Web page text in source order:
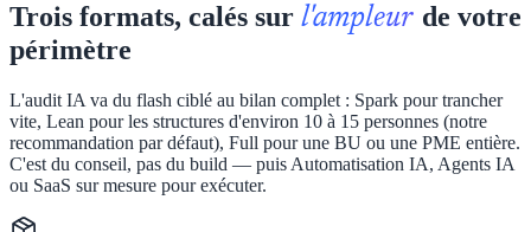
Trois formats, calés sur l'ampleur de votre
périmètre
L'audit IA va du flash ciblé au bilan complet : Spark pour trancher
vite, Lean pour les structures d'environ 10 à 15 personnes (notre
recommandation par défaut), Full pour une BU ou une PME entière.
C'est du conseil, pas du build — puis Automatisation IA, Agents IA
ou SaaS sur mesure pour exécuter.